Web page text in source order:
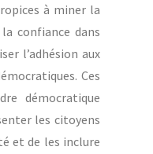
à miner la
confiance dans
l’adhésion aux
Ces
démocratique
les citoyens
et de les inclure